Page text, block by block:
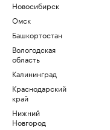
Новосибирск
Омск
Башкортостан
Вологодская
область
Калининград
Краснодарский
край
Нижний
Новгород